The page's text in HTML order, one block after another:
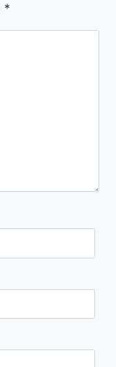
*